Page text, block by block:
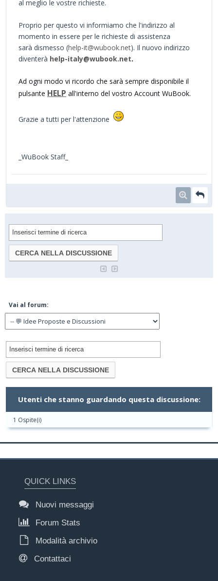
al meglio le vostre richieste.
Proprio per questo vi informiamo che l'indirizzo al
momento in essere per le richieste di assistenza
sarà dismesso (help-it@wubook.net). Il nuovo indirizzo
diventerà help-italy@wubook.net.
Ad ogni modo vi ricordo che sarà sempre disponibile il
pulsante HELP all'interno del vostro Account WuBook.
Grazie a tutti per l'attenzione
_WuBook Staff_
Vai al forum:
Utenti che stanno guardando questa discussione:
1 Ospite(i)
QUICK LINKS
Nuovi messaggi
Forum Stats
Modalità archivio
Contattaci